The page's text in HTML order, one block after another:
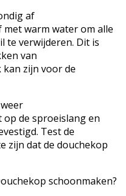
af
warm water om alle
te verwijderen. Dit is
van
zijn voor de
op de sproeislang en
Test de
zijn dat de douchekop
schoonmaken?